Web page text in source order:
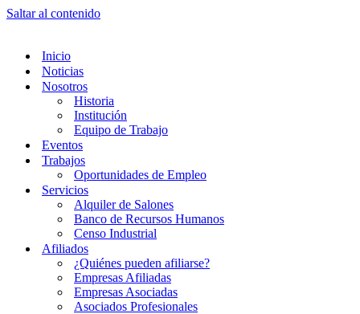
Saltar al contenido
Inicio
Noticias
Nosotros
Historia
Institución
Equipo de Trabajo
Eventos
Trabajos
Oportunidades de Empleo
Servicios
Alquiler de Salones
Banco de Recursos Humanos
Censo Industrial
Afiliados
¿Quiénes pueden afiliarse?
Empresas Afiliadas
Empresas Asociadas
Asociados Profesionales